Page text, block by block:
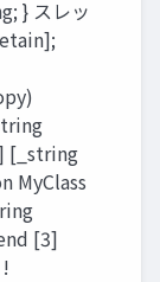
} スレッ
[_string
MyClass
[3]